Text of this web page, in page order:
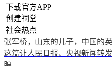
下载官方APP
创建祠堂
社会热点
张军桥，山东的儿子，中国的英
这篇让人民日报、央视新闻转